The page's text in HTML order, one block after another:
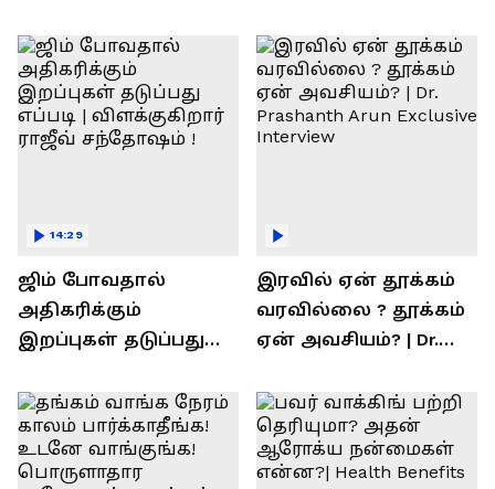
ஜிம் போவதால்
அதிகரிக்கும்
இறப்புகள் தடுப்பது
ராஜீவ் சந்தோஷம் !
14:29
இரவில் ஏன் தூக்கம்
வரவில்லை ? தூக்கம்
ஏன் அவசியம்? | Dr.
Interview